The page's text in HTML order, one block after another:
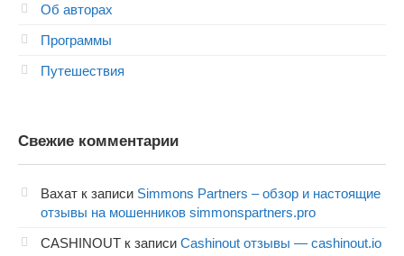
Об авторах
Программы
Путешествия
Свежие комментарии
Вахат к записи Simmons Partners – обзор и настоящие
отзывы на мошенников simmonspartners.pro
CASHINOUT к записи Cashinout отзывы — cashinout.io